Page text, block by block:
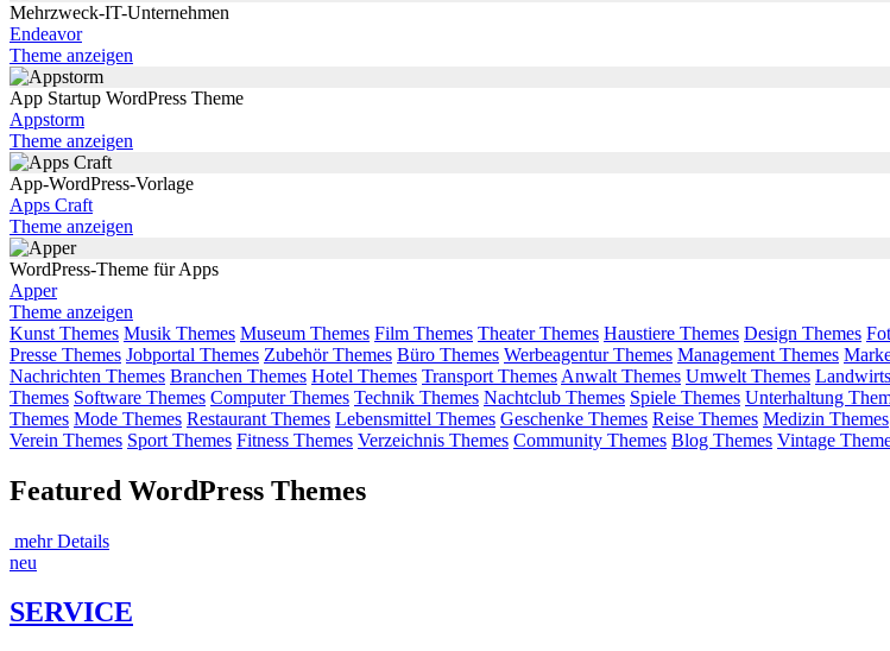
Mehrzweck-IT-Unternehmen
Endeavor
Theme anzeigen
App Startup WordPress Theme
Appstorm
Theme anzeigen
App-WordPress-Vorlage
Apps Craft
Theme anzeigen
WordPress-Theme für Apps
Apper
Theme anzeigen
Kunst Themes Musik Themes Museum Themes Film Themes Theater Themes Haustiere Themes Design Themes
Presse Themes Jobportal Themes Zubehör Themes Büro Themes Werbeagentur Themes Management Themes
Nachrichten Themes Branchen Themes Hotel Themes Transport Themes Anwalt Themes Umwelt Themes
Themes Software Themes Computer Themes Technik Themes Nachtclub Themes Spiele Themes Unterhaltung
Themes Mode Themes Restaurant Themes Lebensmittel Themes Geschenke Themes Reise Themes Medizin Themes
Verein Themes Sport Themes Fitness Themes Verzeichnis Themes Community Themes Blog Themes Vintage
Featured WordPress Themes
mehr Details
neu
SERVICE